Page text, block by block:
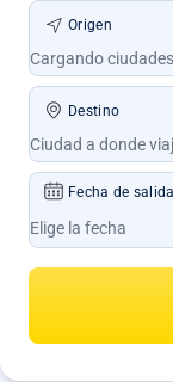
Origen
Destino
Fecha de salida